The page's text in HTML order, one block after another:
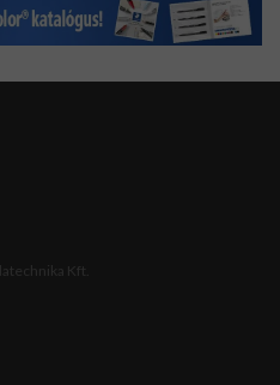
Kft.